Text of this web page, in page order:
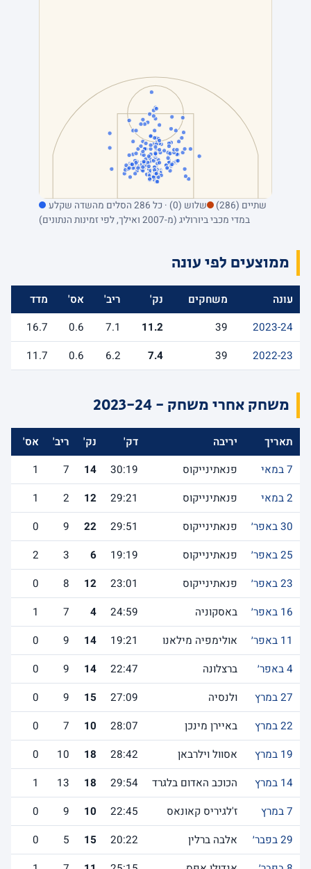
שתיים (286)
שלוש (0) · כל 286 הסלים מהשדה שקלע
במדי מכבי ביורוליג (מ-2007 ואילך, לפי זמינות הנתונים)
ממוצעים לפי עונה
עונה משחקים נק' ריב' אס'
מדד
2023-24
39
11.2
7.1
0.6
16.7
2022-23
39
7.4
6.2
0.6
11.7
משחק אחרי משחק - 2023-24
תאריך יריבה דק' נק' ריב' אס'
7 במאי
פנאתינייקוס 30:19
14
7
1
2 במאי
פנאתינייקוס 29:21
12
2
1
30 באפר׳
פנאתינייקוס 29:51
22
9
0
25 באפר׳
פנאתינייקוס 19:19
6
3
2
23 באפר׳
פנאתינייקוס 23:01
12
8
0
16 באפר׳
באסקוניה 24:59
4
7
1
11 באפר׳
אולימפיה מילאנו 19:21
14
9
0
4 באפר׳
ברצלונה 22:47
14
9
0
27 במרץ
ולנסיה 27:09
15
9
0
22 במרץ
באיירן מינכן 28:07
10
7
0
19 במרץ
אסוול וילרבאן 28:42
18
10
0
14 במרץ
הכוכב האדום בלגרד 29:54
18
13
1
7 במרץ
ז'לגיריס קאונאס 22:45
10
9
0
29 בפבר׳
אלבה ברלין 20:22
15
5
0